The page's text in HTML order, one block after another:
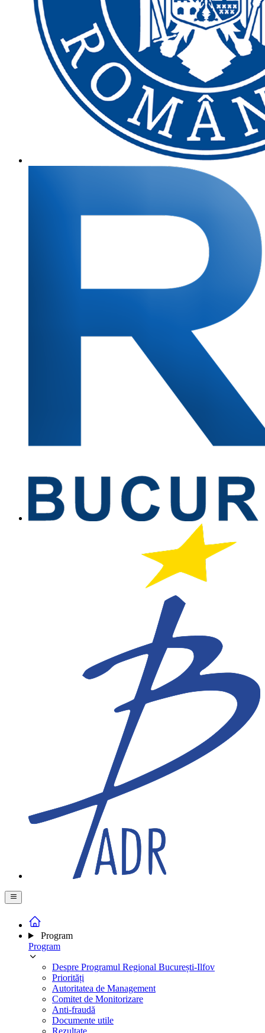
Program
Program
Despre Programul Regional București-Ilfov
Priorități
Autoritatea de Management
Comitet de Monitorizare
Anti-fraudă
Documente utile
Rezultate